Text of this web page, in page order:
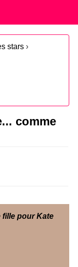
stars ›
comme
fille pour Kate